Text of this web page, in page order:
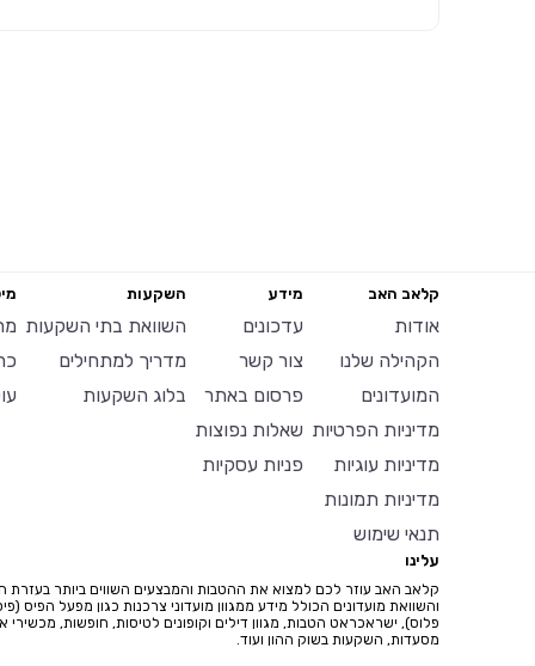
קלאב האב
אודות
הקהילה שלנו
המועדונים
מדיניות הפרטיות
מדיניות עוגיות
מדיניות תמונות
תנאי שימוש
מידע
עדכונים
צור קשר
פרסום באתר
שאלות נפוצות
פניות עסקיות
השקעות
השוואת בתי השקעות
מדריך למתחילים
בלוג השקעות
עלינו
קלאב האב עוזר לכם למצוא את ההטבות והמבצעים השווים ביותר בעזרת
והשוואת מועדונים הכולל מידע ממגוון מועדוני צרכנות כגון מפעל הפיס
פלוס), ישראכראט הטבות, מגוון דילים וקופונים לטיסות, חופשות, מכשירי
מסעדות, השקעות בשוק ההון ועוד.